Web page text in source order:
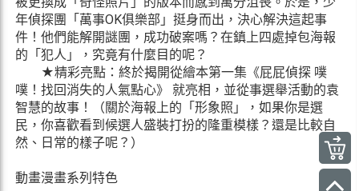
年偵探團「萬事OK俱樂部」挺身而出，決心解決這起事
件！他們能解開謎團，成功破案嗎？在鎮上四處掉包海報
的「犯人」，究竟有什麼目的呢？
★精彩亮點：終於揭開從繪本第一集《屁屁偵探 噗
噗！找回消失的人氣點心》 就亮相，並從事選舉活動的袁
智慧的故事！（關於海報上的「形象照」，如果你是選
民，你喜歡看到候選人盛裝打扮的隆重模樣？還是比較自
然、日常的樣子呢？）
動畫漫畫系列特色